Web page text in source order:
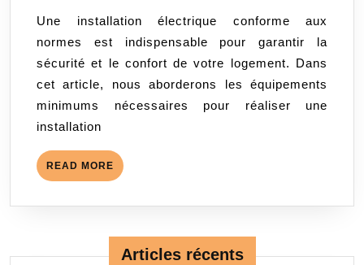
pour
Réaliser
son
Une installation électrique conforme aux
normes est indispensable pour garantir la
sécurité et le confort de votre logement. Dans
cet article, nous aborderons les équipements
minimums nécessaires pour réaliser une
installation
READ MORE READ
MORE
Articles récents